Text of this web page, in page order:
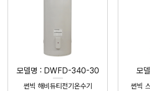
모델명 : DWFD-340-30
썬빅 해비듀티전기온수기
모
썬빅